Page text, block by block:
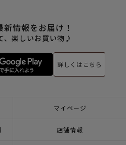
情報をお届け！
、楽しいお買い物♪
詳しくはこちら
マイページ
店舗情報